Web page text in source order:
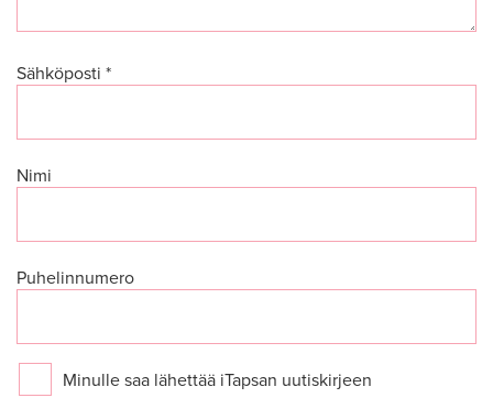
Sähköposti *
Nimi
Puhelinnumero
Minulle saa lähettää iTapsan uutiskirjeen